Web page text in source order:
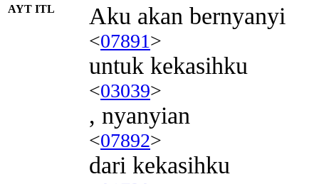
AYT ITL Aku akan bernyanyi
<07891>
untuk kekasihku
<03039>
, nyanyian
<07892>
dari kekasihku